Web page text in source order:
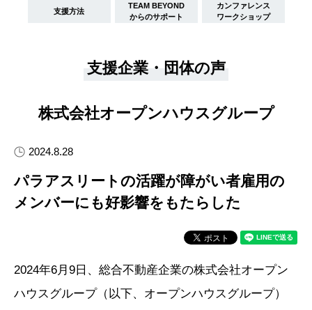
支援方法
TEAM BEYOND
からのサポート
カンファレンス
ワークショップ
支援企業・団体の声
株式会社オープンハウスグループ
2024.8.28
パラアスリートの活躍が障がい者雇用の
メンバーにも好影響をもたらした
2024年6月9日、総合不動産企業の株式会社オープン
ハウスグループ（以下、オープンハウスグループ）